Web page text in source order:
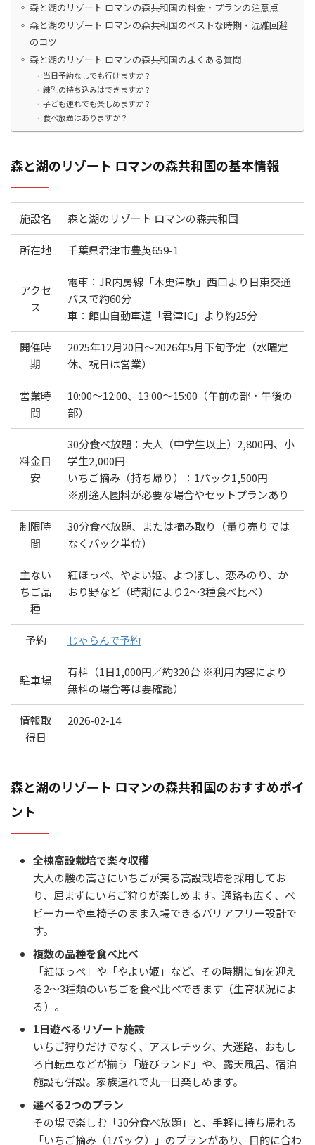
森と湖のリゾート ロマンの森共和国の料金・プランの注意点
森と湖のリゾート ロマンの森共和国のベストな時期・混雑回避
のコツ
森と湖のリゾート ロマンの森共和国のよくある質問
当日予約なしでも行けますか？
練乳の持ち込みはできますか？
子ども連れでも楽しめますか？
食べ放題はありますか？
森と湖のリゾート ロマンの森共和国の基本情報
施設名 森と湖のリゾート ロマンの森共和国
所在地 千葉県君津市豊英659-1
アクセ
ス
電車：JR内房線「木更津駅」西口より日東交通
バスで約60分
車：館山自動車道「君津IC」より約25分
開催時
期
2025年12月20日～2026年5月下旬予定（水曜定
休、祝日は営業）
営業時
間
10:00～12:00、13:00～15:00（午前の部・午後の
部）
料金目
安
30分食べ放題：大人（中学生以上）2,800円、小
学生2,000円
いちご摘み（持ち帰り）：1パック1,500円
※別途入園料が必要な場合やセットプランあり
制限時
間
30分食べ放題、または摘み取り（量り売りでは
なくパック単位）
主ない
ちご品
種
紅ほっぺ、やよい姫、よつぼし、恋みのり、か
おり野など（時期により2～3種食べ比べ）
予約 じゃらんで予約
駐車場
有料（1日1,000円／約320台 ※利用内容により
無料の場合等は要確認）
情報取
得日
2026-02-14
森と湖のリゾート ロマンの森共和国のおすすめポイ
ント
全棟高設栽培で楽々収穫
大人の腰の高さにいちごが実る高設栽培を採用してお
り、屈まずにいちご狩りが楽しめます。通路も広く、ベ
ビーカーや車椅子のまま入場できるバリアフリー設計で
す。
複数の品種を食べ比べ
「紅ほっぺ」や「やよい姫」など、その時期に旬を迎え
る2～3種類のいちごを食べ比べできます（生育状況によ
る）。
1日遊べるリゾート施設
いちご狩りだけでなく、アスレチック、大迷路、おもし
ろ自転車などが揃う「遊びランド」や、露天風呂、宿泊
施設も併設。家族連れで丸一日楽しめます。
選べる2つのプラン
その場で楽しむ「30分食べ放題」と、手軽に持ち帰れる
「いちご摘み（1パック）」のプランがあり、目的に合わ